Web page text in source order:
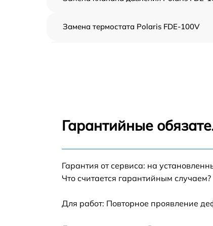
Замена термостата Polaris FDE-100V
Ремонт/замена датчика температуры
Замена прокладки Polaris FDE-100V
Гарантийные
Гарантия от сервиса: на
Что считается гарантийным случаем?
Для работ: Повторное проявление